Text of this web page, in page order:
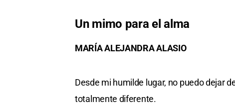
Un mimo para el alma
MARÍA ALEJANDRA ALASIO
Desde mi humilde lugar, no puedo dejar
totalmente diferente.